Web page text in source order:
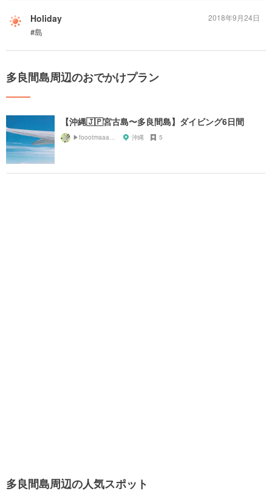
Holiday
#島
2018年9月24日
多良間島周辺のおでかけプラン
【沖縄🇯🇵宮古島〜多良間島】ダイビング6日間
▶︎foootmaaark◀︎ 沖縄 5
多良間島周辺の人気スポット